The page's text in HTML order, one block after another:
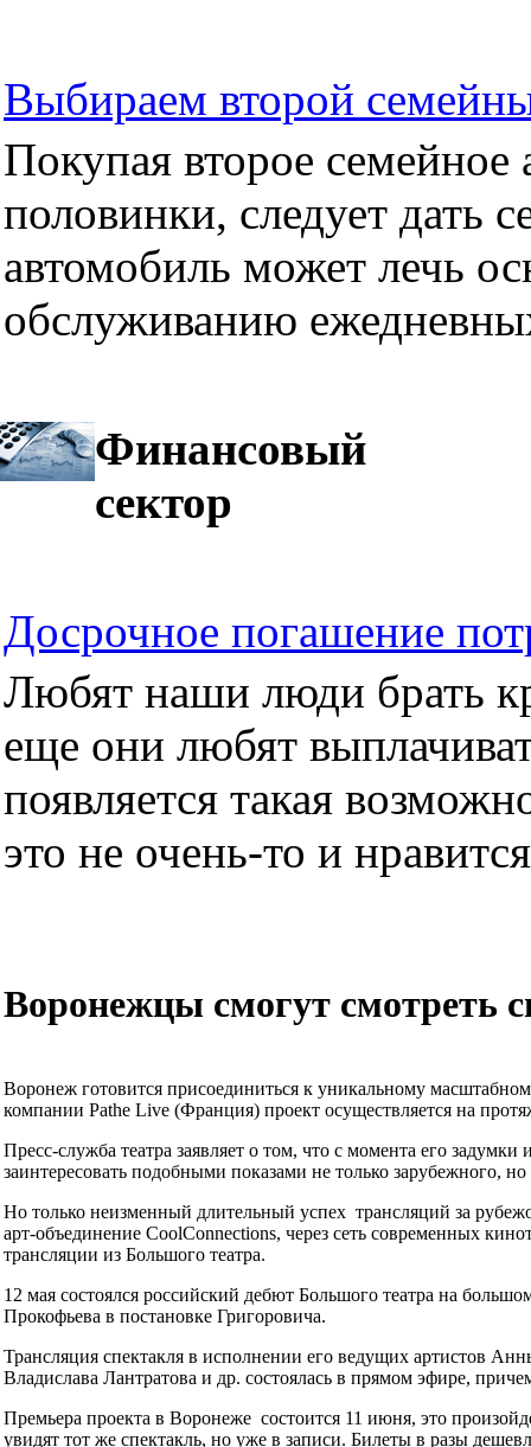
Выбираем второй
Покупая второе семейное
половинки, следует дать
автомобиль может лечь
обслуживанию
Финансовый
сектор
Досрочное погашение
Любят наши люди брать
еще они любят
появляется такая
это не очень-то и
Воронежцы смогут смотреть
Воронеж готовится присоединиться к уникальному
компании Pathe Live (Франция) проект осуществляется на
Пресс-служба театра заявляет о том, что с момента его
заинтересовать подобными показами не только зарубежного, но
Но только неизменный длительный успех трансляций за
арт-объединение CoolConnections, через сеть современных
трансляции из Большого театра.
12 мая состоялся российский дебют Большого театра на
Прокофьева в постановке Григоровича.
Трансляция спектакля в исполнении его ведущих артистов
Владислава Лантратова и др. состоялась в прямом эфире,
Премьера проекта в Воронеже состоится 11 июня, это
увидят тот же спектакль, но уже в записи. Билеты в разы